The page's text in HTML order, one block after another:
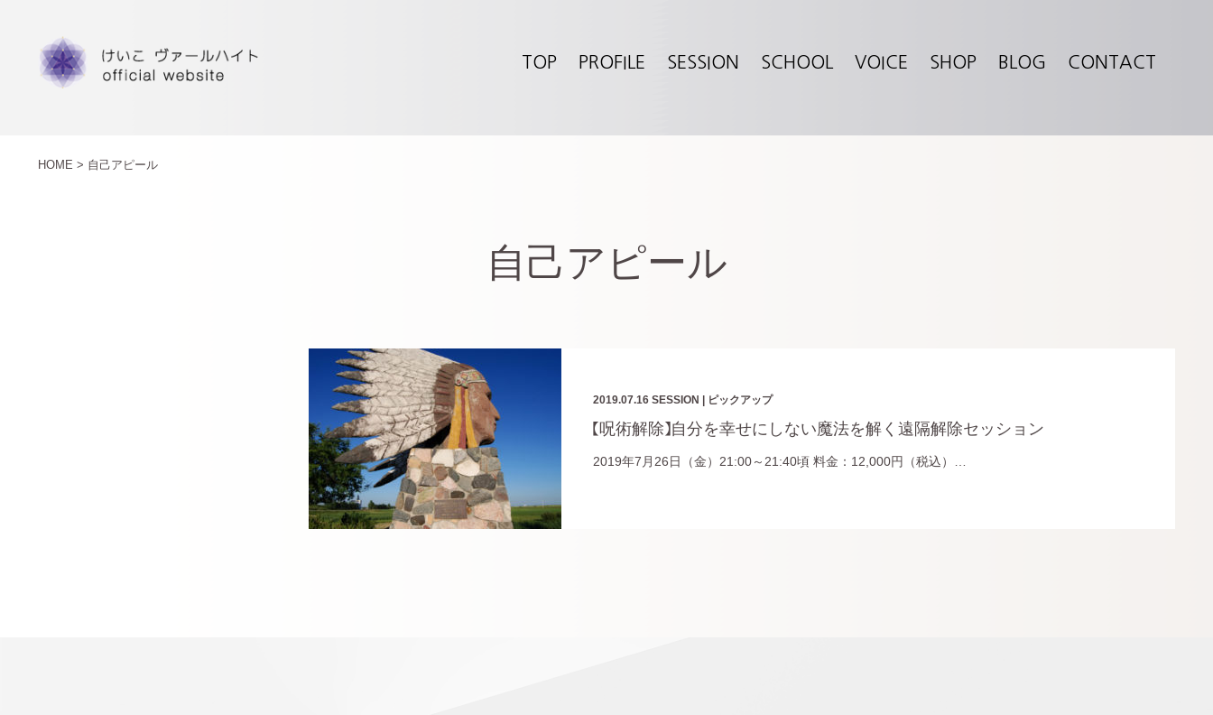
TOP PROFILE SESSION SCHOOL VOICE SHOP BLOG CONTACT
HOME > 自己アピール
自己アピール
2019.07.16 SESSION | ピックアップ
【呪術解除】自分を幸せにしない魔法を解く遠隔解除セッション
2019年7月26日（金）21:00～21:40頃 料金：12,000円（税込）…